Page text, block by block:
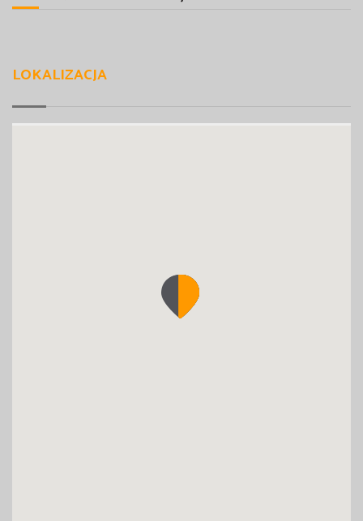
LOKALIZACJA